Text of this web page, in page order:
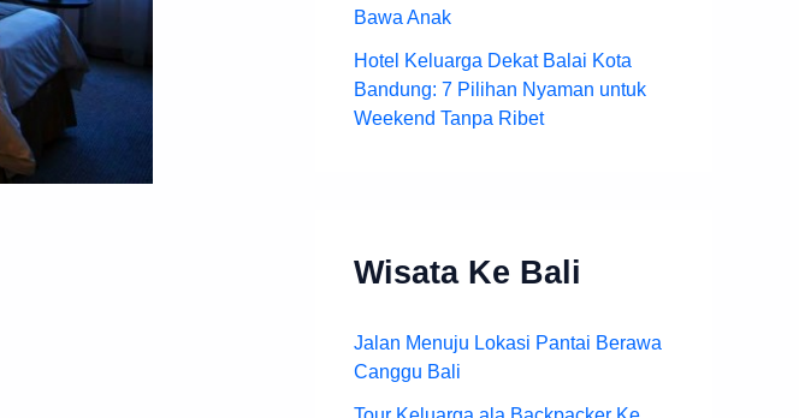
Bawa Anak
Hotel Keluarga Dekat Balai Kota
Bandung: 7 Pilihan Nyaman untuk
Weekend Tanpa Ribet
Wisata Ke Bali
Jalan Menuju Lokasi Pantai Berawa
Canggu Bali